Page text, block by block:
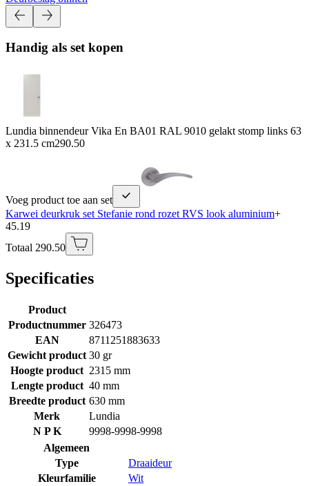
Handig als set kopen
Lundia binnendeur Vika En BA01 RAL 9010 gelakt stomp links 63
x 231.5 cm290.50
Voeg product toe aan set
Karwei deurkruk set Stefanie rond rozet RVS look aluminium+
45.19
Totaal 290.50
Specificaties
Product
Productnummer 326473
EAN
8711251883633
Gewicht product 30 gr
Hoogte product 2315 mm
Lengte product 40 mm
Breedte product 630 mm
Merk
Lundia
N P K
9998-9998-9998
Algemeen
Type
Draaideur
Kleurfamilie
Wit